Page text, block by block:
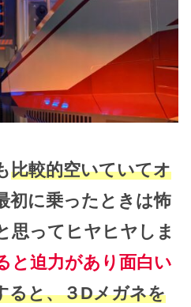
比較的空いていてオ
初に乗ったときは怖
思ってヒヤヒヤしま
と迫力があり面白い
ると、３Dメガネを